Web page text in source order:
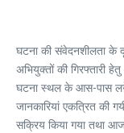
घटना की संवेदनशीलता के
अभियुक्तों की गिरफ्तारी
घटना स्थल के आस-पास लगे
जानकारियां एकत्रित की
सक्रिय किया गया तथा